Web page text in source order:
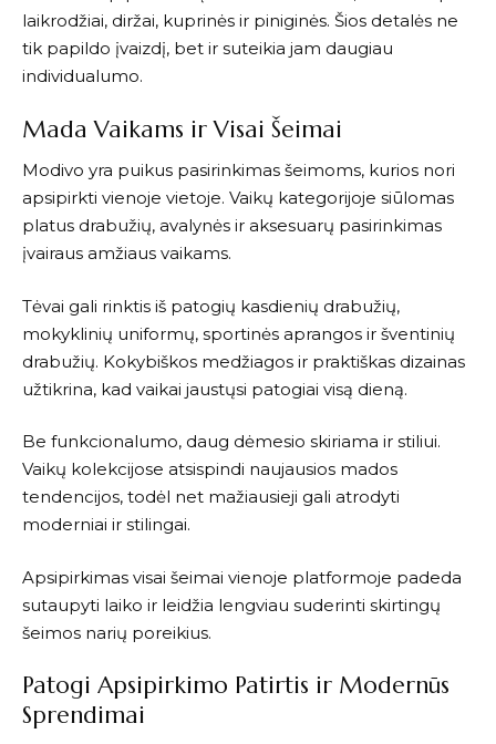
laikrodžiai, diržai, kuprinės ir piniginės. Šios detalės ne
tik papildo įvaizdį, bet ir suteikia jam daugiau
individualumo.
Mada Vaikams ir Visai Šeimai
Modivo yra puikus pasirinkimas šeimoms, kurios nori
apsipirkti vienoje vietoje. Vaikų kategorijoje siūlomas
platus drabužių, avalynės ir aksesuarų pasirinkimas
įvairaus amžiaus vaikams.
Tėvai gali rinktis iš patogių kasdienių drabužių,
mokyklinių uniformų, sportinės aprangos ir šventinių
drabužių. Kokybiškos medžiagos ir praktiškas dizainas
užtikrina, kad vaikai jaustųsi patogiai visą dieną.
Be funkcionalumo, daug dėmesio skiriama ir stiliui.
Vaikų kolekcijose atsispindi naujausios mados
tendencijos, todėl net mažiausieji gali atrodyti
moderniai ir stilingai.
Apsipirkimas visai šeimai vienoje platformoje padeda
sutaupyti laiko ir leidžia lengviau suderinti skirtingų
šeimos narių poreikius.
Patogi Apsipirkimo Patirtis ir Modernūs
Sprendimai